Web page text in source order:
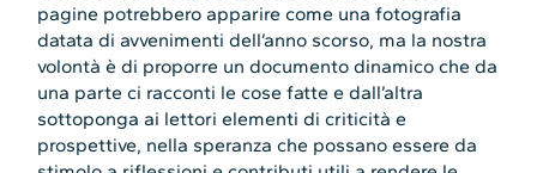
pagine potrebbero apparire come una fotografia
datata di avvenimenti dell’anno scorso, ma la nostra
volontà è di proporre un documento dinamico che da
una parte ci racconti le cose fatte e dall’altra
sottoponga ai lettori elementi di criticità e
prospettive, nella speranza che possano essere da